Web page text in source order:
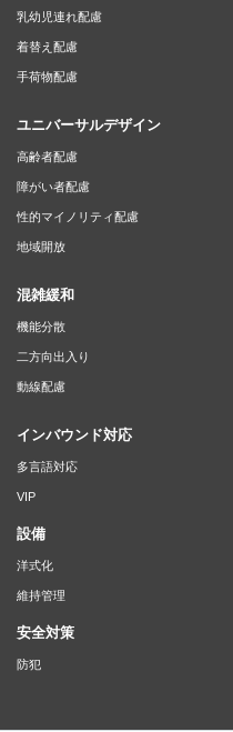
乳幼児連れ配慮
着替え配慮
手荷物配慮
ユニバーサルデザイン
高齢者配慮
障がい者配慮
性的マイノリティ配慮
地域開放
混雑緩和
機能分散
二方向出入り
動線配慮
インバウンド対応
多言語対応
VIP
設備
洋式化
維持管理
安全対策
防犯